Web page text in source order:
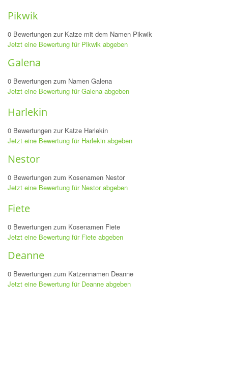
Pikwik
0 Bewertungen zur Katze mit dem Namen Pikwik
Jetzt eine Bewertung für Pikwik abgeben
Galena
0 Bewertungen zum Namen Galena
Jetzt eine Bewertung für Galena abgeben
Harlekin
0 Bewertungen zur Katze Harlekin
Jetzt eine Bewertung für Harlekin abgeben
Nestor
0 Bewertungen zum Kosenamen Nestor
Jetzt eine Bewertung für Nestor abgeben
Fiete
0 Bewertungen zum Kosenamen Fiete
Jetzt eine Bewertung für Fiete abgeben
Deanne
0 Bewertungen zum Katzennamen Deanne
Jetzt eine Bewertung für Deanne abgeben